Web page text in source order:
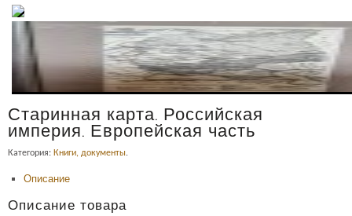
Старинная карта. Российская
империя. Европейская часть
Категория: Книги, документы.
Описание
Описание товара